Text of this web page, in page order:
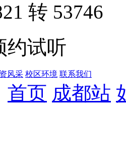
转 53746
约试听
风采 校区环境 联系我们
首页 成都站